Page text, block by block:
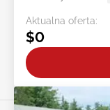
Aktualna oferta:
$0